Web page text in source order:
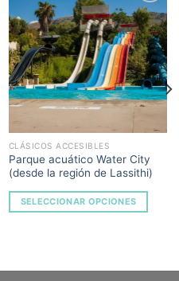
Add to
Wishlist
CLÁSICOS ACCESIBLES
Parque acuático Water City
(desde la región de Lassithi)
SELECCIONAR OPCIONES